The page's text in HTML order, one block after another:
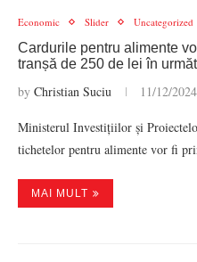
Economic Slider Uncategorized
Cardurile pentru alimente
tranșă de 250 de lei în
by Christian Suciu 11/12/2024
Ministerul Investițiilor și
tichetelor pentru alimente vor fi
MAI MULT